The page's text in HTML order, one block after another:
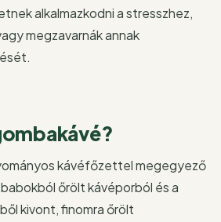
alkalmazkodni a stresszhez,
megzavarnák annak
kávéfőzettel megegyező
őrölt kávéporból és a
kivont, finomra őrölt